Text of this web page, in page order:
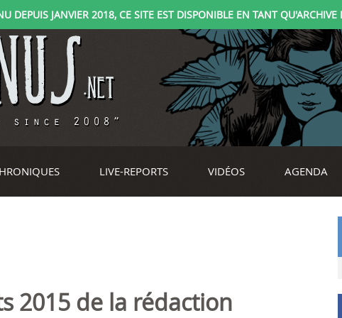
DEPUIS JANVIER 2018, CE SITE EST DISPONIBLE EN TANT
LIVE-REPORTS VIDÉOS AGENDA
2015 de la rédaction